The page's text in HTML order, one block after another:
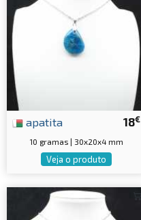
18€
apatita
10 gramas | 30x20x4 mm
Veja o produto